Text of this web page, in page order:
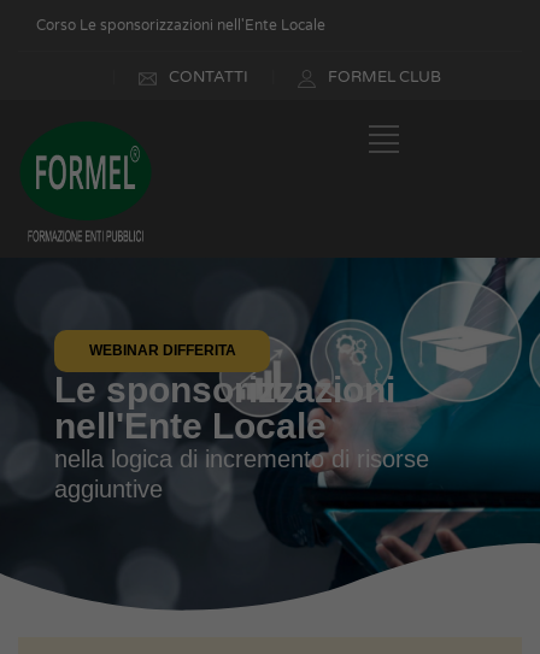
Corso Le sponsorizzazioni nell'Ente Locale
CONTATTI FORMEL CLUB
WEBINAR DIFFERITA
Le sponsorizzazioni
nell'Ente Locale
nella logica di incremento di risorse
aggiuntive